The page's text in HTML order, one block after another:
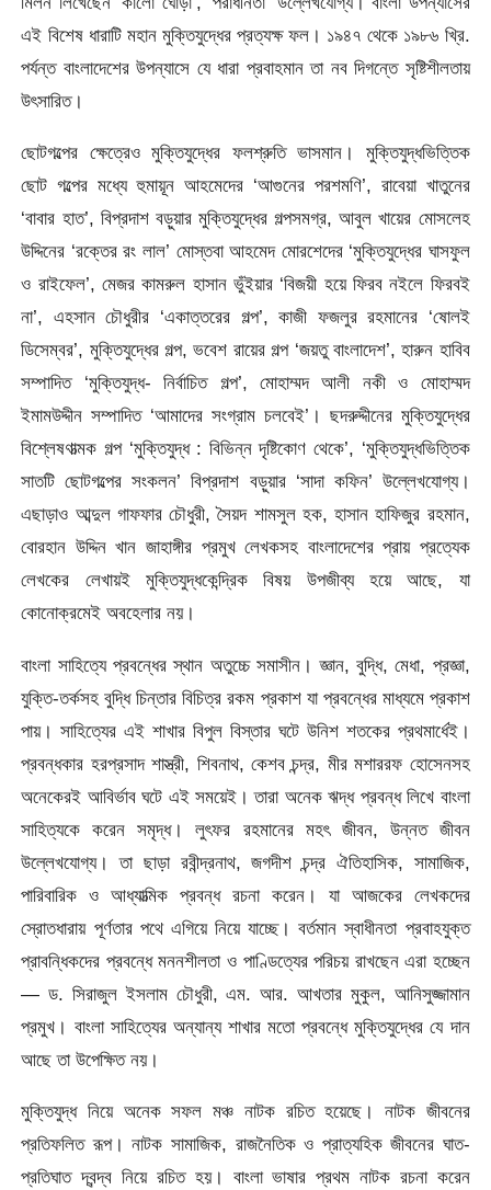
এই বিশেষ ধারাটি মহান মুক্তিযুদ্ধের প্রত্যক্ষ ফল। ১৯৪৭ থেকে ১৯৮৬ খ্রি.
পর্যন্ত বাংলাদেশের উপন্যাসে যে ধারা প্রবাহমান তা নব দিগন্তে সৃষ্টিশীলতায়
উৎসারিত।
ছোটগল্পের ক্ষেত্রেও মুক্তিযুদ্ধের ফলশ্রুতি ভাসমান। মুক্তিযুদ্ধভিত্তিক
ছোট গল্পের মধ্যে হুমায়ূন আহমেদের ‘আগুনের পরশমণি’, রাবেয়া খাতুনের
‘বাবার হাত’, বিপ্রদাশ বড়ুয়ার মুক্তিযুদ্ধের গল্পসমগ্র, আবুল খায়ের মোসলেহ
উদ্দিনের ‘রক্তের রং লাল’ মোস্তবা আহমেদ মোরশেদের ‘মুক্তিযুদ্ধের ঘাসফুল
ও রাইফেল’, মেজর কামরুল হাসান ভুঁইয়ার ‘বিজয়ী হয়ে ফিরব নইলে ফিরবই
না’, এহসান চৌধুরীর ‘একাত্তরের গল্প’, কাজী ফজলুর রহমানের ‘ষোলই
ডিসেম্বর’, মুক্তিযুদ্ধের গল্প, ভবেশ রায়ের গল্প ‘জয়তু বাংলাদেশ’, হারুন হাবিব
সম্পাদিত ‘মুক্তিযুদ্ধ- নির্বাচিত গল্প’, মোহাম্মদ আলী নকী ও মোহাম্মদ
ইমামউদ্দীন সম্পাদিত ‘আমাদের সংগ্রাম চলবেই’। ছদরুদ্দীনের মুক্তিযুদ্ধের
বিশ্লেষণাত্মক গল্প ‘মুক্তিযুদ্ধ : বিভিন্ন দৃষ্টিকোণ থেকে’, ‘মুক্তিযুদ্ধভিত্তিক
সাতটি ছোটগল্পের সংকলন’ বিপ্রদাশ বড়ুয়ার ‘সাদা কফিন’ উল্লেখযোগ্য।
এছাড়াও আব্দুল গাফফার চৌধুরী, সৈয়দ শামসুল হক, হাসান হাফিজুর রহমান,
বোরহান উদ্দিন খান জাহাঙ্গীর প্রমুখ লেখকসহ বাংলাদেশের প্রায় প্রত্যেক
লেখকের লেখায়ই মুক্তিযুদ্ধকেন্দ্রিক বিষয় উপজীব্য হয়ে আছে, যা
কোনোক্রমেই অবহেলার নয়।
বাংলা সাহিত্যে প্রবন্ধের স্থান অতুচ্চে সমাসীন। জ্ঞান, বুদ্ধি, মেধা, প্রজ্ঞা,
যুক্তি-তর্কসহ বুদ্ধি চিন্তার বিচিত্র রকম প্রকাশ যা প্রবন্ধের মাধ্যমে প্রকাশ
পায়। সাহিত্যের এই শাখার বিপুল বিস্তার ঘটে উনিশ শতকের প্রথমার্ধেই।
প্রবন্ধকার হরপ্রসাদ শাস্ত্রী, শিবনাথ, কেশব চন্দ্র, মীর মশাররফ হোসেনসহ
অনেকেরই আবির্ভাব ঘটে এই সময়েই। তারা অনেক ঋদ্ধ প্রবন্ধ লিখে বাংলা
সাহিত্যকে করেন সমৃদ্ধ। লুৎফর রহমানের মহৎ জীবন, উন্নত জীবন
উল্লেখযোগ্য। তা ছাড়া রবীন্দ্রনাথ, জগদীশ চন্দ্র ঐতিহাসিক, সামাজিক,
পারিবারিক ও আধ্যাত্মিক প্রবন্ধ রচনা করেন। যা আজকের লেখকদের
স্রোতধারায় পূর্ণতার পথে এগিয়ে নিয়ে যাচ্ছে। বর্তমান স্বাধীনতা প্রবাহযুক্ত
প্রাবন্ধিকদের প্রবন্ধে মননশীলতা ও পাণ্ডিত্যের পরিচয় রাখছেন এরা হচ্ছেন
— ড. সিরাজুল ইসলাম চৌধুরী, এম. আর. আখতার মুকুল, আনিসুজ্জামান
প্রমুখ। বাংলা সাহিত্যের অন্যান্য শাখার মতো প্রবন্ধে মুক্তিযুদ্ধের যে দান
আছে তা উপেক্ষিত নয়।
মুক্তিযুদ্ধ নিয়ে অনেক সফল মঞ্চ নাটক রচিত হয়েছে। নাটক জীবনের
প্রতিফলিত রূপ। নাটক সামাজিক, রাজনৈতিক ও প্রাত্যহিক জীবনের ঘাত-
প্রতিঘাত দ্বন্দ্ব নিয়ে রচিত হয়। বাংলা ভাষার প্রথম নাটক রচনা করেন